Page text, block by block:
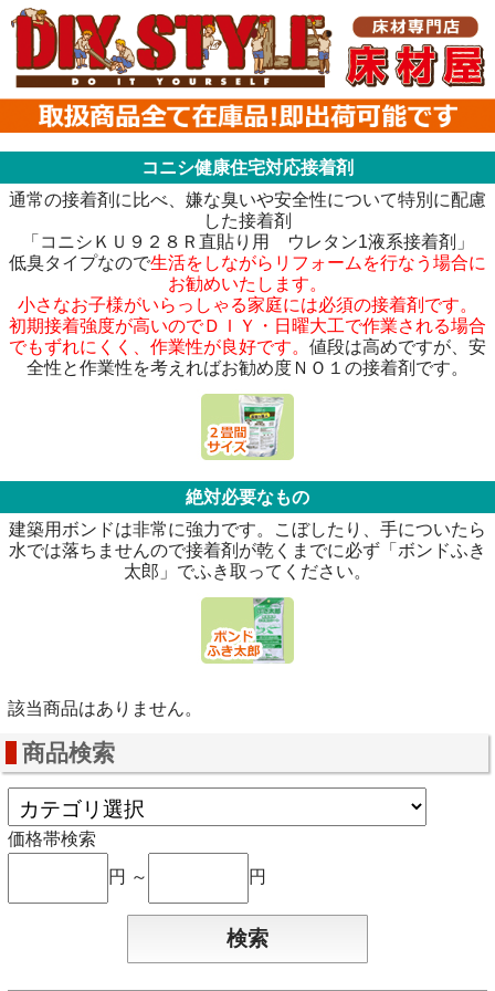
コニシ健康住宅対応接着剤
通常の接着剤に比べ、嫌な臭いや安全性について特別に配慮
した接着剤
「コニシＫＵ９２８Ｒ直貼り用 ウレタン1液系接着剤」
低臭タイプなので生活をしながらリフォームを行なう場合に
お勧めいたします。
小さなお子様がいらっしゃる家庭には必須の接着剤です。
初期接着強度が高いのでＤＩＹ・日曜大工で作業される場合
でもずれにくく、作業性が良好です。 値段は高めですが、安
全性と作業性を考えればお勧め度ＮＯ１の接着剤です。
絶対必要なもの
建築用ボンドは非常に強力です。こぼしたり、手についたら
水では落ちませんので接着剤が乾くまでに必ず「ボンドふき
太郎」でふき取ってください。
該当商品はありません。
商品検索
価格帯検索
円 ～ 円